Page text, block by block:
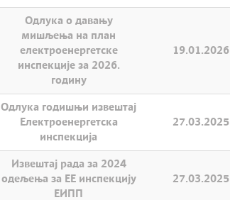
Одлука о давању
мишљења на план
електроенергетске
инспекције за 2026.
годину
19.01.2026
Одлука годишњи извештај
Електроенергетска
инспекција
27.03.2025
Извештај рада за 2024
одељења за ЕЕ инспекцију
ЕИПП
27.03.2025